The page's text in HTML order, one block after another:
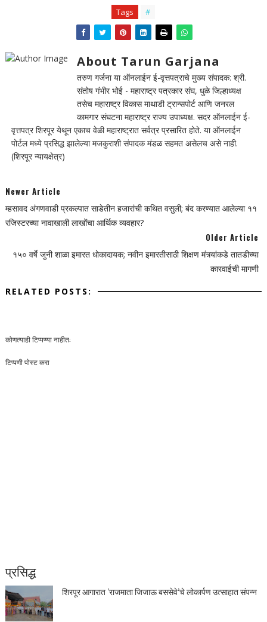
Tags #
About Tarun Garjana
तरुण गर्जना या ऑनलाईन ई-वृत्तपत्राचे मुख्य संपादक: श्री.
संतोष गंभीर भोई - महाराष्ट्र पत्रकार संघ, धुळे जिल्हाध्यक्ष
तसेच महाराष्ट्र विकास माथाडी ट्रान्सपोर्ट आणि जनरल
कामगार संघटना महाराष्ट्र राज्य उपाध्यक्ष. सदर ऑनलाईन ई-
वृत्तपत्र शिरपूर येथून एकाच वेळी महाराष्ट्रात सर्वत्र प्रसारित होते. या ऑनलाईन
पोर्टल मध्ये प्रसिद्ध झालेल्या मजकुराशी संपादक मंडळ सहमत असेलच असे नाही.
(शिरपूर न्यायक्षेत्र)
Newer Article
म्हसावद अंगणवाडी प्रकल्पात साडेतीन हजारांची कथित वसुली; बंद करण्यात आलेल्या ११
रजिस्टरच्या नावाखाली लाखोंचा आर्थिक व्यवहार?
Older Article
१५० वर्षे जुनी शाळा इमारत धोकादायक; नवीन इमारतीसाठी शिक्षण मंत्र्यांकडे तातडीच्या
कारवाईची मागणी
RELATED POSTS:
कोणत्याही टिप्पण्‍या नाहीत:
टिप्पणी पोस्ट करा
प्रसिद्ध
शिरपूर आगारात ‘राजमाता जिजाऊ बससेवे’चे लोकार्पण उत्साहात संपन्न